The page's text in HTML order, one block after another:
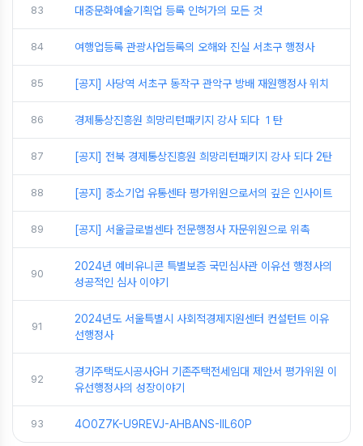
83 대중문화예술기획업 등록 인허가의 모든 것
84 여행업등록 관광사업등록의 오해와 진실 서초구 행정사
85 [공지] 사당역 서초구 동작구 관악구 방배 재원행정사 위치
86 경제통상진흥원 희망리턴패키지 강사 되다 １탄
87 [공지] 전북 경제통상진흥원 희망리턴패키지 강사 되다 2탄
88 [공지] 중소기업 유통센타 평가위원으로서의 깊은 인사이트
89 [공지] 서울글로벌센타 전문행정사 자문위원으로 위촉
90
2024년 예비유니콘 특별보증 국민심사관 이유선 행정사의
성공적인 심사 이야기
91
2024년도 서울특별시 사회적경제지원센터 컨설턴트 이유
선행정사
92
경기주택도시공사GH 기존주택전세임대 제안서 평가위원 이
유선행정사의 성장이야기
93 4O0Z7K-U9REVJ-AHBANS-IIL60P